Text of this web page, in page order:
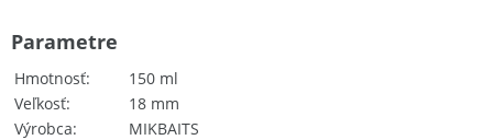
Hmotnosť
150 ml
Veľkosť
18 mm
Výrobca
MIKBAITS
Parametre